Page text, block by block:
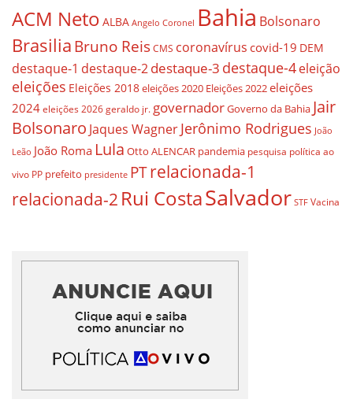
ACM Neto ALBA Angelo Coronel Bahia Bolsonaro
BrasiliaBruno ReisCMS coronavírus covid-19 DEM
destaque-1 destaque-2destaque-3 destaque-4eleição
eleições Eleições 2018eleições 2020 Eleições 2022eleições
2024 eleições 2026 geraldo jr. governadorGoverno da Bahia Jair
Bolsonaro Jaques WagnerJerônimo Rodrigues João
Leão João Roma Lula Otto ALENCAR pandemia pesquisa política ao
vivo PP prefeito presidente PTrelacionada-1
relacionada-2 Rui CostaSalvador STF Vacina